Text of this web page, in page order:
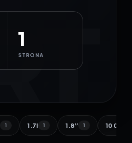
1
STRONA
1 1.7l 1 1.8” 1 10 000